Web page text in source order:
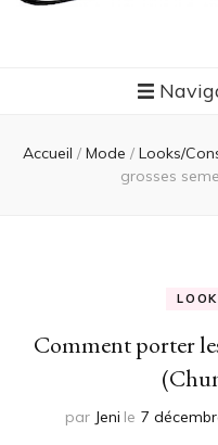
Accueil / Mode / Looks/
grosses
Comment porter
par Jeni le 7